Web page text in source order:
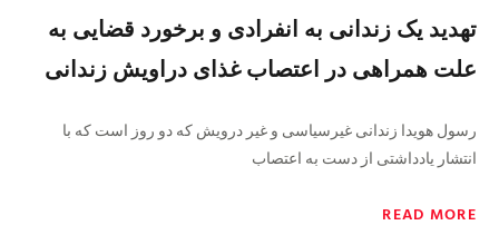
تهدید یک زندانی به انفرادی و برخورد قضایی به
علت همراهی در اعتصاب غذای دراویش زندانی
رسول هویدا زندانی غیرسیاسی و غیر درویش که دو روز است که با
انتشار یادداشتی از دست به اعتصاب
READ MORE